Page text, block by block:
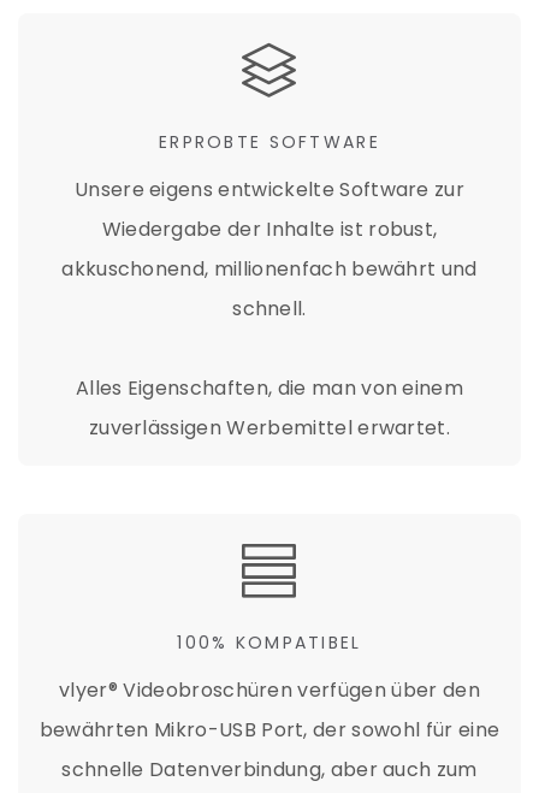
&
ERPROBTE SOFTWARE
Unsere eigens entwickelte Software zur
Wiedergabe der Inhalte ist robust,
akkuschonend, millionenfach bewährt und
schnell.
Alles Eigenschaften, die man von einem
zuverlässigen Werbemittel erwartet.
&
100% KOMPATIBEL
vlyer® Videobroschüren verfügen über den
bewährten Mikro-USB Port, der sowohl für eine
schnelle Datenverbindung, aber auch zum